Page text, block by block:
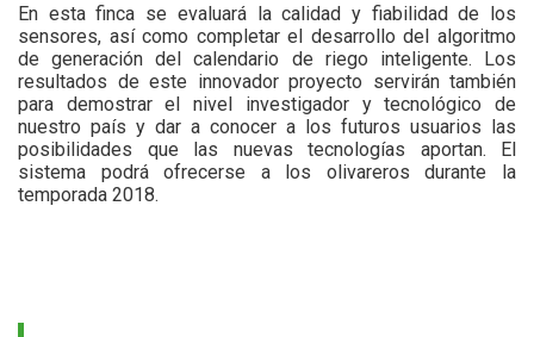
En esta finca se evaluará la calidad y fiabilidad de los
sensores, así como completar el desarrollo del algoritmo
de generación del calendario de riego inteligente. Los
resultados de este innovador proyecto servirán también
para demostrar el nivel investigador y tecnológico de
nuestro país y dar a conocer a los futuros usuarios las
posibilidades que las nuevas tecnologías aportan. El
sistema podrá ofrecerse a los olivareros durante la
temporada 2018.